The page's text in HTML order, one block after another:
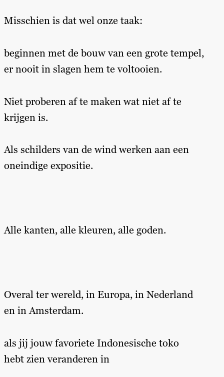
Misschien is dat wel onze taak:
beginnen met de bouw van een grote tempel,
er nooit in slagen hem te voltooien.
Niet proberen af te maken wat niet af te
krijgen is.
Als schilders van de wind werken aan een
oneindige expositie.
Alle kanten, alle kleuren, alle goden.
Overal ter wereld, in Europa, in Nederland
en in Amsterdam.
als jij jouw favoriete Indonesische toko
hebt zien veranderen in